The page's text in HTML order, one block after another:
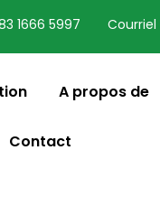
1666 5997
A propos de
Contact